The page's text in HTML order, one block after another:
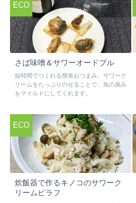
ECO
さば味噌＆サワーオードブル
短時間でつくれる簡単おつまみ。サワーク
リームをたっぷりのせることで、魚の臭み
をマイルドにしてくれます。
ECO
炊飯器で作るキノコのサワーク
リームピラフ